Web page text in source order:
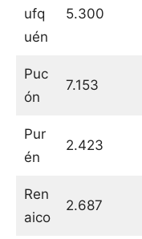
ufq
uén
5.300
Puc
ón
7.153
Pur
én
2.423
Ren
aico
2.687